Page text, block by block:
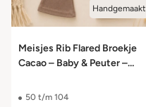
Handgemaakt
Meisjes Rib Flared Broekje
Cacao – Baby & Peuter –
50 t/m 104